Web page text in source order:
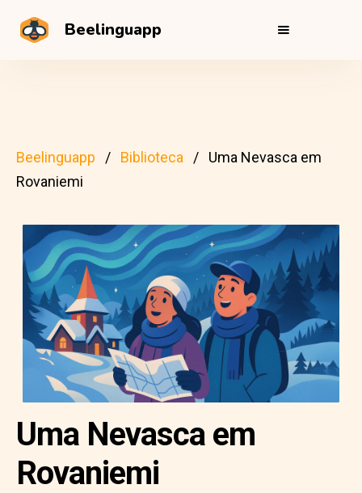
Beelinguapp
Beelinguapp Biblioteca
Uma Nevasca em
Rovaniemi
Uma Nevasca em
Rovaniemi